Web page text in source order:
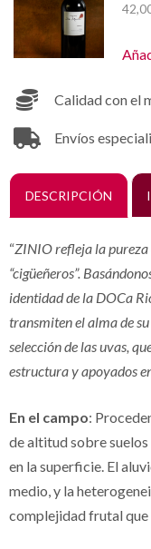
Calidad con el
Envíos
DESCRIPCIÓN
“ZINIO refleja la pureza
“cigüeñeros”.
identidad de la DOCa
transmiten el alma de
selección de las uvas,
estructura y apoyados
En el campo:
de altitud sobre
en la superficie. El
medio, y la
complejidad frutal que